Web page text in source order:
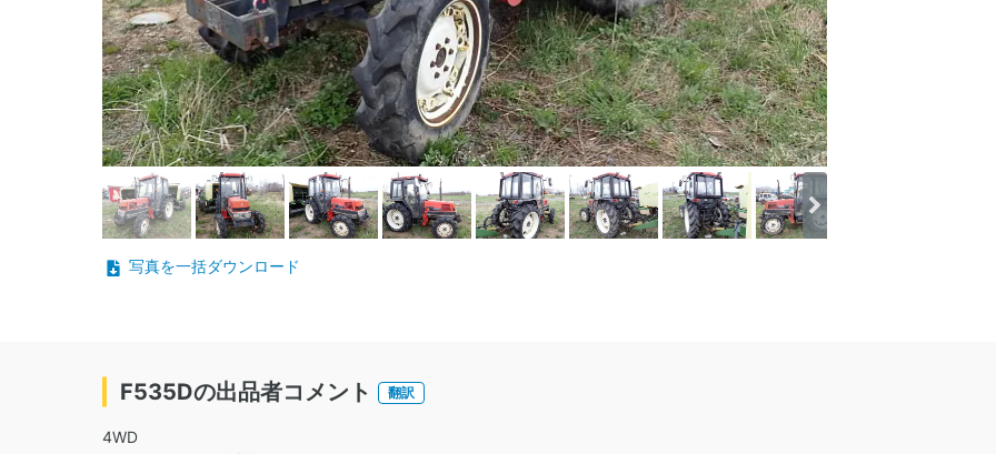
写真を一括ダウンロード
F535Dの出品者コメント 翻訳
4WD